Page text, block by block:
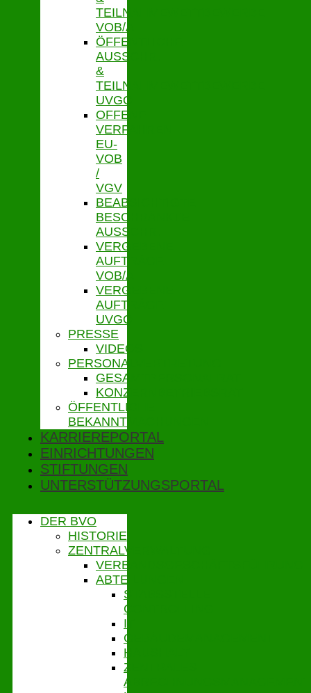
TEILNAHMEWETTBEWERBE
VOB/A
ÖFFENTLICHE
AUSSCHR.
&
TEILNAHMEWETTBEWERBE
UVGO
OFFENE
VERFAHREN
EU-
VOB
/
VGV
BEABSICHTIGTE
BESCHRÄNKTE
AUSSCHR.
VERGEBENE
AUFTRÄGE
VOB/A
VERGEBENE
AUFTRÄGE
UVGO
PRESSE
VIDEOS
PERSONALVERTRETUNG
GESAMTPERSONALRAT
KONZERNBETRIEBSRAT
ÖFFENTLICHE
BEKANNTMACHUNGEN
KARRIEREPORTAL
EINRICHTUNGEN
STIFTUNGEN
UNTERSTÜTZUNGSPORTAL
DER BVO
HISTORIE
ZENTRALVERWALTUNG
VERBANDSGESCHÄFTSFÜHRUNG
ABTEILUNGEN
STABSSTELLE
CONTROLLING
IT
GEBÄUDEMANAGEMENT
HAUSHALT
ZENTRALES
ABRECHNUNGSMANAGEMENT